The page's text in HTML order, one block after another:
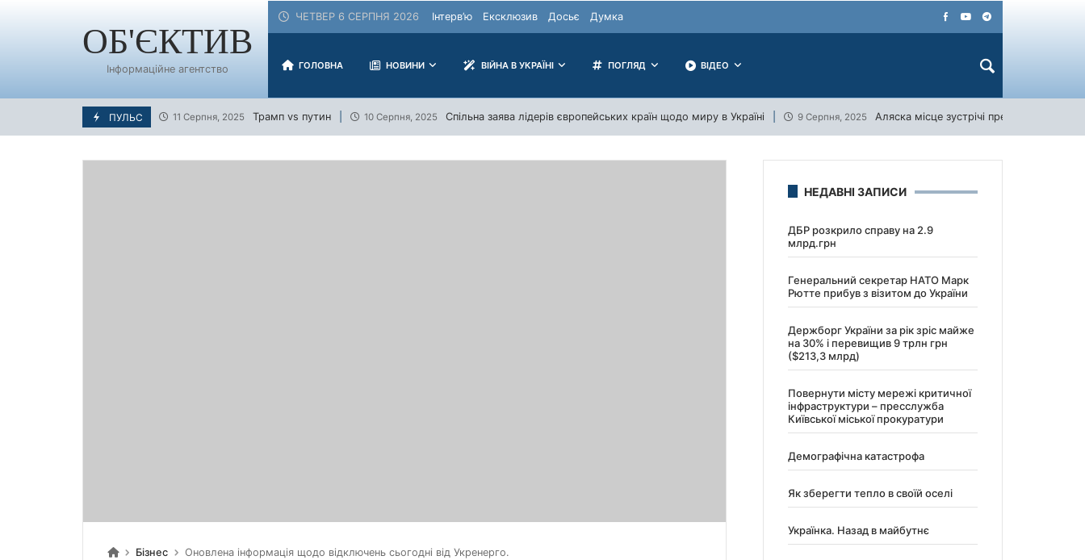
ОБ'ЄКТИВ
Інформаційне агентство
ЧЕТВЕР 6 СЕРПНЯ 2026 Інтерв’ю Ексклюзив Досьє Думка
ГОЛОВНА НОВИНИ ВІЙНА В УКРАЇНІ ПОГЛЯД ВІДЕО
ПУЛЬС 11 Серпня, 2025 Трамп vs путин 10 Серпня, 2025 Спільна заява лідерів європейських країн щодо миру в Україні 9 Серпня, 2025 Аляска місце зустрічі президентів США
Бізнес Оновлена інформація щодо відключень сьогодні від Укренерго.
НЕДАВНІ ЗАПИСИ
ДБР розкрило справу на 2.9
млрд.грн
Генеральний секретар НАТО Марк
Рютте прибув з візитом до України
Держборг України за рік зріс майже
на 30% і перевищив 9 трлн грн
($213,3 млрд)
Повернути місту мережі критичної
інфраструктури – пресслужба
Київської міської прокуратури
Демографічна катастрофа
Як зберегти тепло в своїй оселі
Українка. Назад в майбутнє